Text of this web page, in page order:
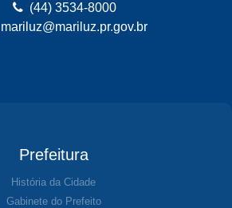
(44) 3534-8000
mariluz@mariluz.pr.gov.br
Prefeitura
História da Cidade
Gabinete do Prefeito